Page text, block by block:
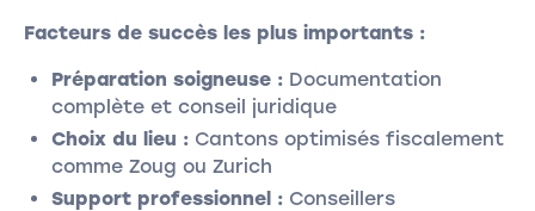
Facteurs de succès les plus importants :
Préparation soigneuse : Documentation
complète et conseil juridique
Choix du lieu : Cantons optimisés fiscalement
comme Zoug ou Zurich
Support professionnel : Conseillers